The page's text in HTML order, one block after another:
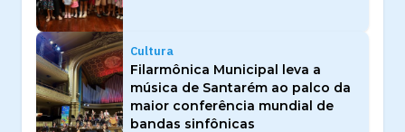
Cultura
Filarmônica Municipal leva a
música de Santarém ao palco da
maior conferência mundial de
bandas sinfônicas